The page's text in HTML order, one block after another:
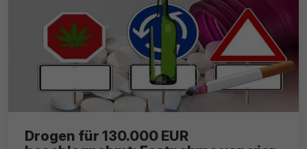
Drogen für 130.000 EUR